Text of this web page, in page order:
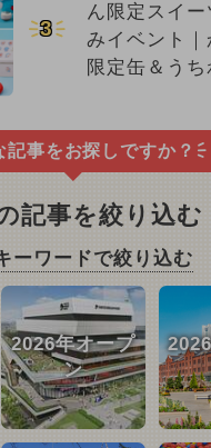
3
ん限定スイ
みイベント｜
限定缶＆うち
記事をお探しですか？
記事を絞り込む
ーワードで絞り込む
2026年オープ
ン